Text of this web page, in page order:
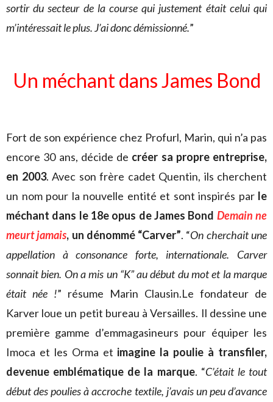
sortir du secteur de la course qui justement était celui qui
m’intéressait le plus. J’ai donc démissionné.”
Un méchant dans James Bond
Fort de son expérience chez Profurl, Marin, qui n’a pas
encore 30 ans, décide de créer sa propre entreprise,
en 2003. Avec son frère cadet Quentin, ils cherchent
un nom pour la nouvelle entité et sont inspirés par le
méchant dans le 18e opus de James Bond Demain ne
meurt jamais, un dénommé “Carver”. “On cherchait une
appellation à consonance forte, internationale. Carver
sonnait bien. On a mis un “K” au début du mot et la marque
était née !” résume Marin Clausin.Le fondateur de
Karver loue un petit bureau à Versailles. Il dessine une
première gamme d’emmagasineurs pour équiper les
Imoca et les Orma et imagine la poulie à transfiler,
devenue emblématique de la marque. “C’était le tout
début des poulies à accroche textile, j’avais un peu d’avance